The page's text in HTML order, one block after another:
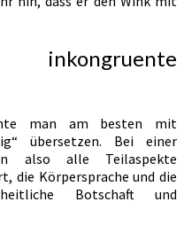
inkongruente
man am besten mit
übersetzen. Bei einer
also alle Teilaspekte
die Körpersprache und die
Botschaft und